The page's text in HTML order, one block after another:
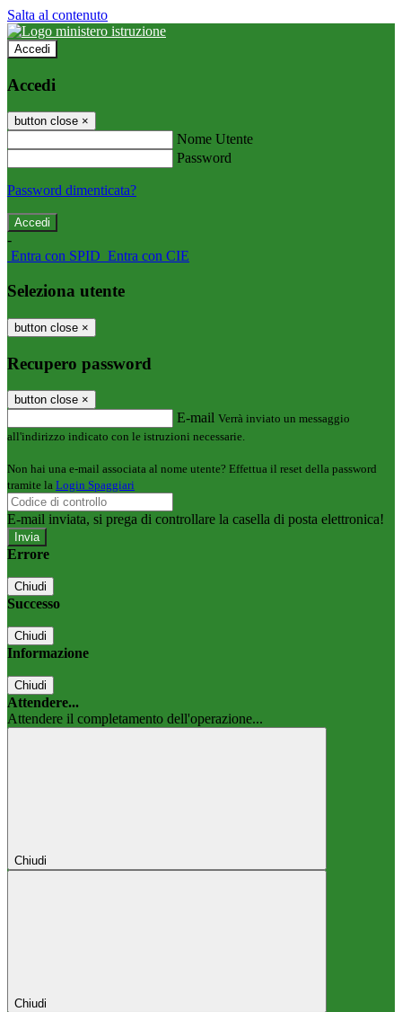
Salta al contenuto
Accedi
Accedi
button close ×
Nome Utente
Password
Password dimenticata?
-
Entra con SPID Entra con CIE
Seleziona utente
button close ×
Recupero password
button close ×
E-mail Verrà inviato un messaggio
all'indirizzo indicato con le istruzioni necessarie.
Non hai una e-mail associata al nome utente? Effettua il reset della password
tramite la Login Spaggiari
E-mail inviata, si prega di controllare la casella di posta elettronica!
Errore
Chiudi
Successo
Chiudi
Informazione
Chiudi
Attendere...
Attendere il completamento dell'operazione...
Chiudi
Chiudi